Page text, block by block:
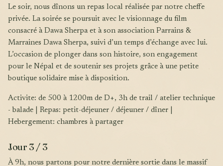
Le soir, nous dînons un repas local réalisée par notre cheffe
privée. La soirée se poursuit avec le visionnage du film
consacré à Dawa Sherpa et à son association Parrains &
Marraines Dawa Sherpa, suivi d’un temps d’échange avec lui.
L’occasion de plonger dans son histoire, son engagement
pour le Népal et de soutenir ses projets grâce à une petite
boutique solidaire mise à disposition.
Activite: de 500 à 1200m de D+, 3h de trail / atelier technique
- balade | Repas: petit-déjeuner / déjeuner / dîner |
Hebergement: chambres à partager
Jour 3 / 3
À 9h, nous partons pour notre dernière sortie dans le massif